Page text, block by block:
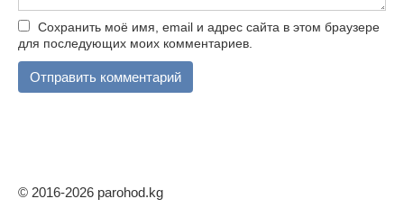
Сохранить моё имя, email и адрес сайта в этом браузере
для последующих моих комментариев.
© 2016-2026 parohod.kg